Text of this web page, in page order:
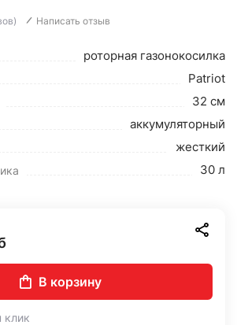
Написать отзыв
роторная газонокосилка
Patriot
32 см
аккумуляторный
жесткий
30 л
В корзину
клик